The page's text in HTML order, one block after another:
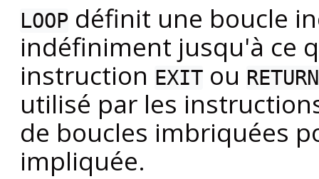
LOOP définit une boucle
indéfiniment jusqu'à ce
instruction EXIT ou RETURN
utilisé par les
de boucles imbriquées
impliquée.